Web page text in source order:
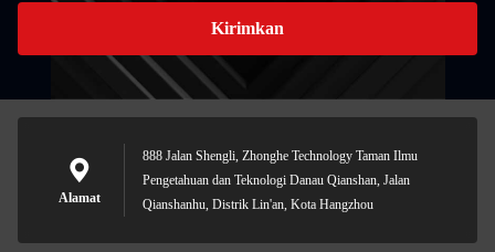
Kirimkan
Alamat
888 Jalan Shengli, Zhonghe Technology Taman Ilmu
Pengetahuan dan Teknologi Danau Qianshan, Jalan
Qianshanhu, Distrik Lin'an, Kota Hangzhou